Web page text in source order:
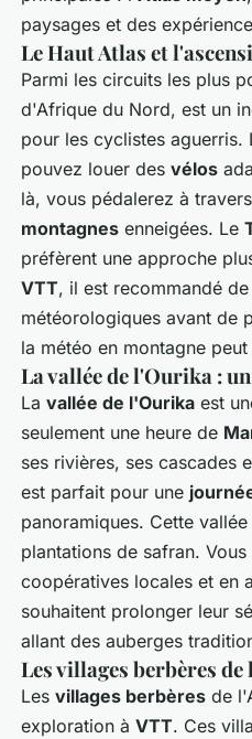
paysages et des
Le Haut Atlas et
Parmi les circuits les plus
d'Afrique du Nord, est un
pour les cyclistes
pouvez louer des vélos
là, vous pédalerez à
montagnes enneigées. Le
préfèrent une approche
VTT, il est recommandé
météorologiques avant de
la météo en montagne
La vallée de l'Ourika :
La vallée de l'Ourika est
seulement une heure de
ses rivières, ses cascades
est parfait pour une
panoramiques. Cette
plantations de safran.
coopératives locales et en
souhaitent prolonger leur
allant des auberges
Les villages berbères de
Les villages berbères de
exploration à VTT. Ces